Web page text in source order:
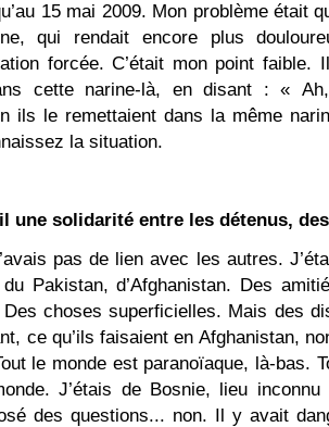
15 mai 2009. Mon problème était
qui rendait encore plus
forcée. C’était mon point
cette narine-là, en disant : «
ils le remettaient dans la même
la situation.
une solidarité entre les détenus,
pas de lien avec les autres.
Pakistan, d’Afghanistan. Des
Des choses superficielles. Mais des
ce qu’ils faisaient en Afghanistan,
le monde est paranoïaque, là-bas.
J’étais de Bosnie, lieu
des questions... non. Il y avait